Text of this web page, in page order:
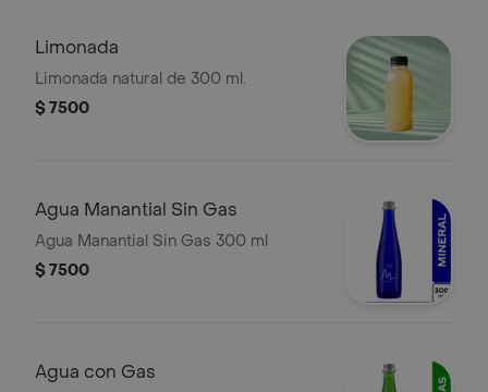
Limonada
Limonada natural de 300 ml.
$ 7500
Agua Manantial Sin Gas
Agua Manantial Sin Gas 300 ml
$ 7500
Agua con Gas